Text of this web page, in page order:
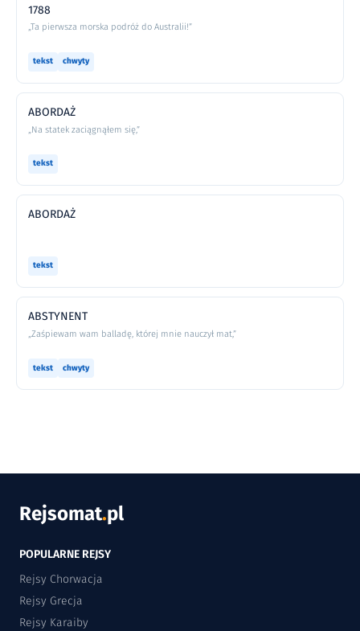
1788
„Ta pierwsza morska podróż do Australii!”
tekst chwyty
ABORDAŻ
„Na statek zaciągnąłem się,”
tekst
ABORDAŻ
tekst
ABSTYNENT
„Zaśpiewam wam balladę, której mnie nauczył mat,”
tekst chwyty
Rejsomat.pl
POPULARNE REJSY
Rejsy Chorwacja
Rejsy Grecja
Rejsy Karaiby